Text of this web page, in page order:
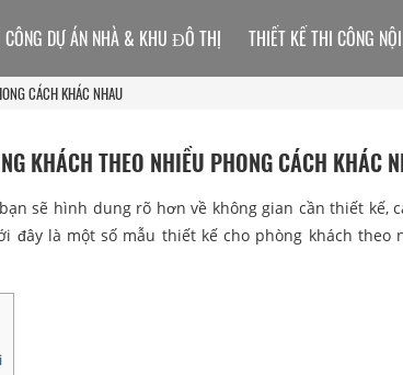
CÁCH KHÁC NHAU
KHÁCH THEO NHIỀU PHONG CÁCH KHÁC
sẽ hình dung rõ hơn về không gian cần thiết kế,
đây là một số mẫu thiết kế cho phòng khách theo
CÔNG DỰ ÁN NHÀ & KHU ĐÔ THỊ THIẾT KẾ THI CÔNG